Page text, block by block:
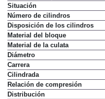
Situación
Número de cilindros
Disposición de los cilindros
Material del bloque
Material de la culata
Diámetro
Carrera
Cilindrada
Relación de compresión
Distribución